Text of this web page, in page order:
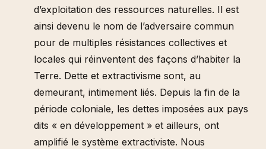
d’exploitation des ressources naturelles. Il est
ainsi devenu le nom de l’adversaire commun
pour de multiples résistances collectives et
locales qui réinventent des façons d’habiter la
Terre. Dette et extractivisme sont, au
demeurant, intimement liés. Depuis la fin de la
période coloniale, les dettes imposées aux pays
dits « en développement » et ailleurs, ont
amplifié le système extractiviste. Nous